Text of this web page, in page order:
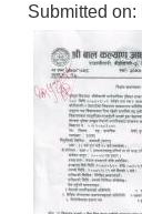
Submitted on: